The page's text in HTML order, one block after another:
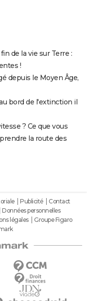
de la vie sur Terre :
!
depuis le Moyen Âge,
bord de l'extinction il
? Ce que vous
la route des
Publicité
Contact
Données personnelles
légales
Groupe Figaro